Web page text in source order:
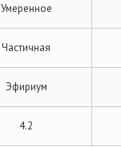
Умеренное
Частичная
Эфириум
4.2